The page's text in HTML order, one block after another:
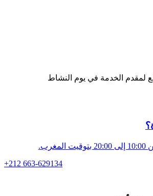
الخدمة في يوم النشاط
+212 663-629134